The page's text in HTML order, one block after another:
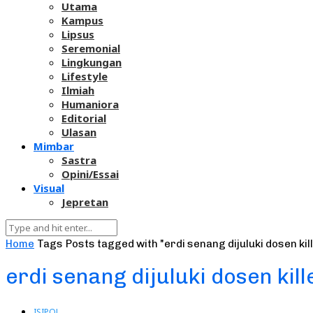
Utama
Kampus
Lipsus
Seremonial
Lingkungan
Lifestyle
Ilmiah
Humaniora
Editorial
Ulasan
Mimbar
Sastra
Opini/Essai
Visual
Jepretan
Home Tags Posts tagged with "erdi senang dijuluki dosen
erdi senang dijuluki dosen